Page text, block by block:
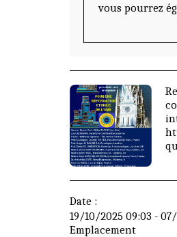
vous pourrez
Date :
19/10/2025 09:03 -
Emplacement